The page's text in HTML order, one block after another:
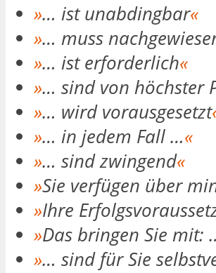
»… ist unabdingbar«
»… muss
»… ist erforderlich«
»… sind von höchster
»… wird vorausgesetzt
»… in jedem Fall …«
»… sind zwingend«
»Sie verfügen über
»Ihre
»Das bringen Sie mit:
»… sind für Sie